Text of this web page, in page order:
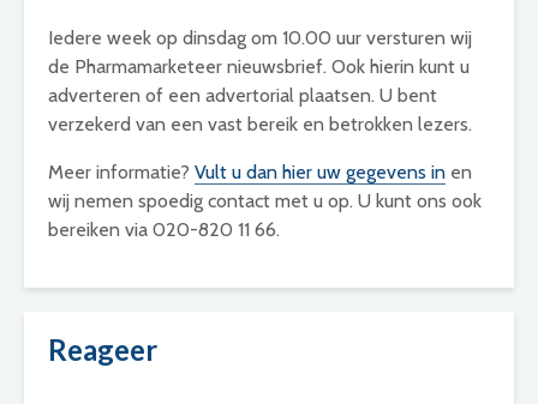
Iedere week op dinsdag om 10.00 uur versturen wij
de Pharmamarketeer nieuwsbrief. Ook hierin kunt u
adverteren of een advertorial plaatsen. U bent
verzekerd van een vast bereik en betrokken lezers.
Meer informatie? Vult u dan hier uw gegevens in en
wij nemen spoedig contact met u op. U kunt ons ook
bereiken via 020-820 11 66.
Reageer